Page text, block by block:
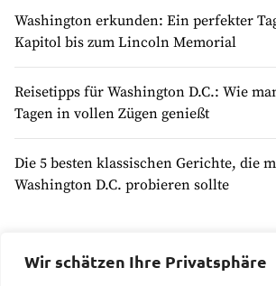
Wir schätzen Ihre Privatsphäre
Washington erkunden: Ein perfekter
Kapitol bis zum Lincoln Memorial
Reisetipps für Washington D.C.: Wie
Tagen in vollen Zügen genießt
Die 5 besten klassischen Gerichte, die
Washington D.C. probieren sollte